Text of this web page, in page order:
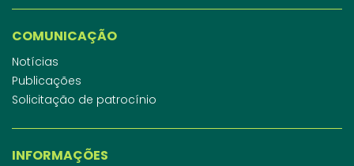
COMUNICAÇÃO
Notícias
Publicações
Solicitação de patrocínio
INFORMAÇÕES